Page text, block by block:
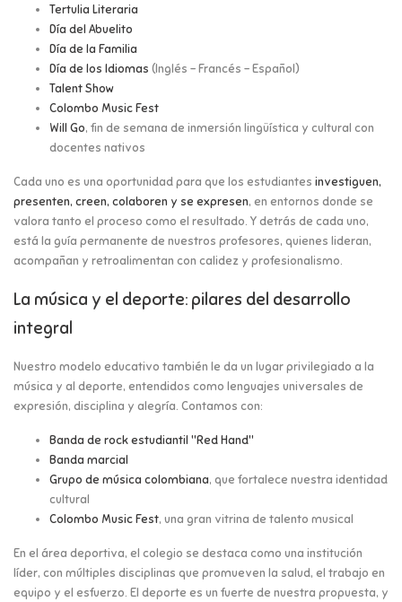
Tertulia Literaria
Día del Abuelito
Día de la Familia
Día de los Idiomas (Inglés – Francés – Español)
Talent Show
Colombo Music Fest
Will Go, fin de semana de inmersión lingüística y cultural con
docentes nativos
Cada uno es una oportunidad para que los estudiantes investiguen,
presenten, creen, colaboren y se expresen, en entornos donde se
valora tanto el proceso como el resultado. Y detrás de cada uno,
está la guía permanente de nuestros profesores, quienes lideran,
acompañan y retroalimentan con calidez y profesionalismo.
La música y el deporte: pilares del desarrollo
integral
Nuestro modelo educativo también le da un lugar privilegiado a la
música y al deporte, entendidos como lenguajes universales de
expresión, disciplina y alegría. Contamos con:
Banda de rock estudiantil "Red Hand"
Banda marcial
Grupo de música colombiana, que fortalece nuestra identidad
cultural
Colombo Music Fest, una gran vitrina de talento musical
En el área deportiva, el colegio se destaca como una institución
líder, con múltiples disciplinas que promueven la salud, el trabajo en
equipo y el esfuerzo. El deporte es un fuerte de nuestra propuesta, y